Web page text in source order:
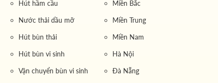
Hút hầm cầu
Nước thải dầu mỡ
Hút bùn thải
Hút bùn vi sinh
Vận chuyển bùn vi sinh
Miền Bắc
Miền Trung
Miền Nam
Hà Nội
Đà Nẵng